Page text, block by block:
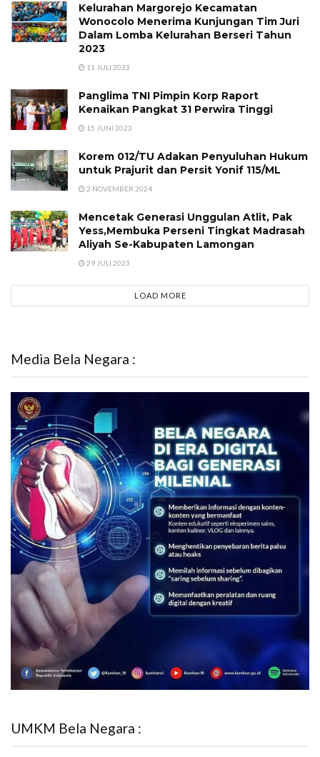
Kelurahan Margorejo Kecamatan
Wonocolo Menerima Kunjungan Tim Juri
Dalam Lomba Kelurahan Berseri Tahun
2023
11 JULI 2023
Panglima TNI Pimpin Korp Raport
Kenaikan Pangkat 31 Perwira Tinggi
15 JUNI 2023
Korem 012/TU Adakan Penyuluhan Hukum
untuk Prajurit dan Persit Yonif 115/ML
2 NOVEMBER 2024
Mencetak Generasi Unggulan Atlit, Pak
Yess,Membuka Perseni Tingkat Madrasah
Aliyah Se-Kabupaten Lamongan
29 JULI 2023
LOAD MORE
Media Bela Negara :
UMKM Bela Negara :